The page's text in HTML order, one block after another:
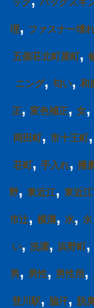
理, ファスナー壊
五個荘北町屋町,
ニング, 匂い, 和
正, 変色補正, 女,
岡田町, 市十王町,
荘町, 手入れ, 播
野, 東近江, 東近
市辻, 横溝, 水,
い, 洗濯, 浜野町,
男, 男性, 男性用 ,
登川駅, 脇汗, 脱